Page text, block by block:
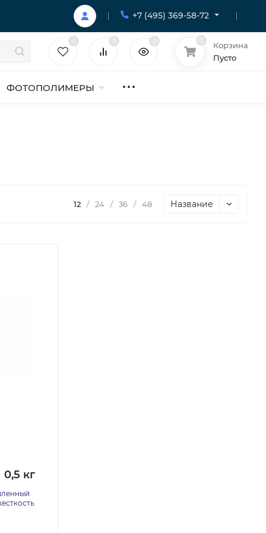
+7 (495) 369-58-72
Корзина
Пусто
ФОТОПОЛИМЕРЫ
12 / 24 / 36 / 48 Название
кг